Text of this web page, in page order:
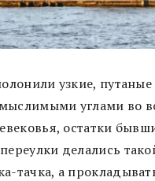
узкие, путаные
углами во
остатки
делались
тачка, а